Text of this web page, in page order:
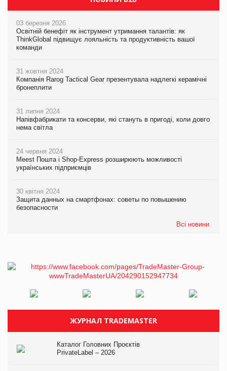
03 березня 2026
Освітній бенефіт як інструмент утримання талантів: як
ThinkGlobal підвищує лояльність та продуктивність вашої
команди
31 жовтня 2024
Компанія Rarog Tactical Gear презентувала надлегкі керамічні
бронеплити
31 липня 2024
Напівфабрикати та консерви, які стануть в пригоді, коли довго
нема світла
24 червня 2024
Meest Пошта і Shop-Express розширюють можливості
українських підприємців
30 квітня 2024
Защита данных на смартфонах: советы по повышению
безопасности
Всі новини
ЖУРНАЛ TRADEMASTER
Каталог Головних Проєктів
PrivateLabel – 2026